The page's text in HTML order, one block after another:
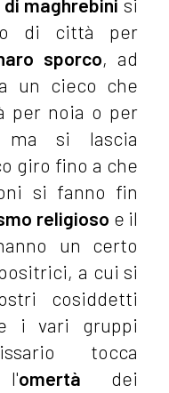
di maghrebini si
di città per
sporco, ad
un cieco che
per noia o per
ma si lascia
giro fino a che
si fanno fin
religioso e il
un certo
a cui si
cosiddetti
i vari gruppi
tocca
l'omertà dei